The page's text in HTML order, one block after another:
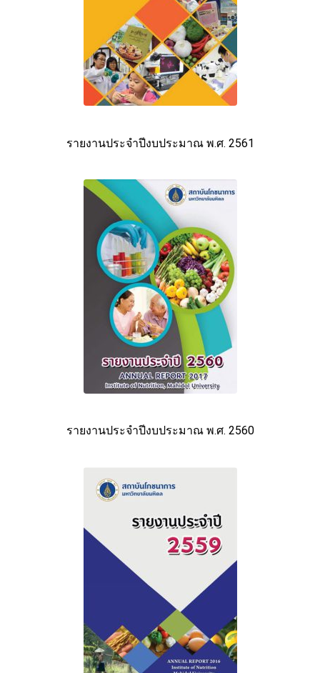
รายงานประจำปีงบประมาณ พ.ศ. 2561
รายงานประจำปีงบประมาณ พ.ศ. 2560